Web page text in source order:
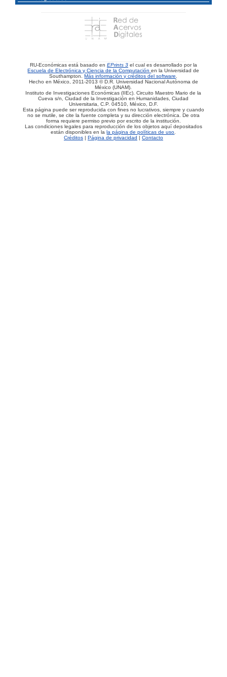
RU-Económicas está basado en EPrints 3 el cual es desarrollado por la
Escuela de Electrónica y Ciencia de la Computaciónen la Universidad de
Southampton.Más información y créditos del software.
Hecho en México, 2011-2013 © D.R. Universidad Nacional Autónoma de
México (UNAM).
Instituto de Investigaciones Económicas (IIEc). Circuito Maestro Mario de la
Cueva s/n, Ciudad de la Investigación en Humanidades, Ciudad
Universitaria, C.P. 04510, México, D.F.
Esta página puede ser reproducida con fines no lucrativos, siempre y cuando
no se mutile, se cite la fuente completa y su dirección electrónica. De otra
forma requiere permiso previo por escrito de la institución.
Las condiciones legales para reproducción de los objetos aquí depositados
están disponibles en lala página de políticas de uso.
Créditos| Página de privacidad | Contacto